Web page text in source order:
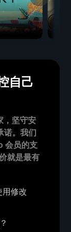
自己
，坚守安
诺。我们
会员的支
就是最有
修改